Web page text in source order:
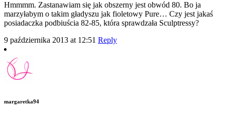
Hmmmm. Zastanawiam się jak obszerny jest obwód 80. Bo ja
marzyłabym o takim gładyszu jak fioletowy Pure… Czy jest jakaś
posiadaczka podbiuścia 82-85, która sprawdzała Sculptressy?
9 października 2013 at 12:51 Reply
margaretka94